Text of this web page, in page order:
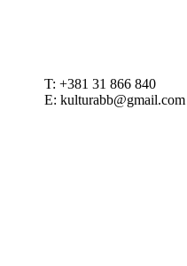
T: +381 31 866 840
E: kulturabb@gmail.com